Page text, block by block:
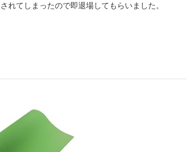
れてしまったので即退場してもらいました。